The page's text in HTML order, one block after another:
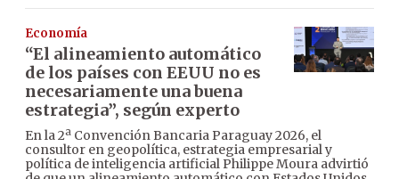
Economía
“El alineamiento automático
de los países con EEUU no es
necesariamente una buena
estrategia”, según experto
En la 2ª Convención Bancaria Paraguay 2026, el
consultor en geopolítica, estrategia empresarial y
política de inteligencia artificial Philippe Moura advirtió